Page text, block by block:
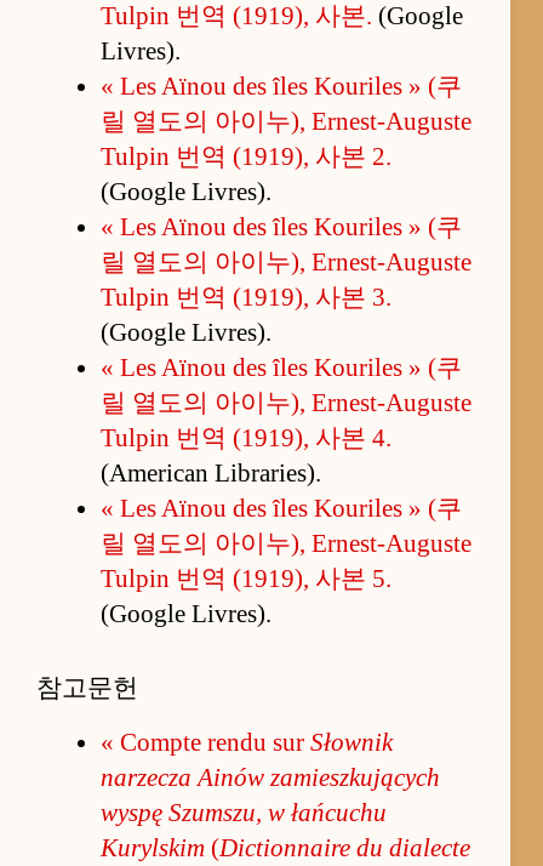
Tulpin 번역 (1919), 사본. (Google
Livres).
« Les Aïnou des îles Kouriles » (쿠
릴 열도의 아이누), Ernest-Auguste
Tulpin 번역 (1919), 사본 2.
(Google Livres).
« Les Aïnou des îles Kouriles » (쿠
릴 열도의 아이누), Ernest-Auguste
Tulpin 번역 (1919), 사본 3.
(Google Livres).
« Les Aïnou des îles Kouriles » (쿠
릴 열도의 아이누), Ernest-Auguste
Tulpin 번역 (1919), 사본 4.
(American Libraries).
« Les Aïnou des îles Kouriles » (쿠
릴 열도의 아이누), Ernest-Auguste
Tulpin 번역 (1919), 사본 5.
(Google Livres).
참고문헌
« Compte rendu sur Słownik
narzecza Ainów zamieszkujących
wyspę Szumszu, w łańcuchu
Kurylskim(Dictionnaire du dialecte